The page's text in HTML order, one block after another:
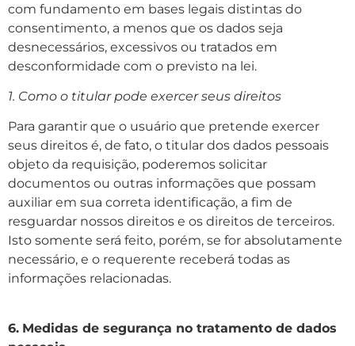
com fundamento em bases legais distintas do
consentimento, a menos que os dados seja
desnecessários, excessivos ou tratados em
desconformidade com o previsto na lei.
1. Como o titular pode exercer seus direitos
Para garantir que o usuário que pretende exercer
seus direitos é, de fato, o titular dos dados pessoais
objeto da requisição, poderemos solicitar
documentos ou outras informações que possam
auxiliar em sua correta identificação, a fim de
resguardar nossos direitos e os direitos de terceiros.
Isto somente será feito, porém, se for absolutamente
necessário, e o requerente receberá todas as
informações relacionadas.
6. Medidas de segurança no tratamento de dados